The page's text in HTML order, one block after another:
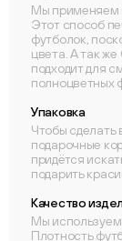
Мы применяем
Этот способ
футболок,
цвета. А так
подходит для
полноцветных
Упаковка
Чтобы сделать
подарочные
придётся
подарить
Качество
Мы используем
Плотность